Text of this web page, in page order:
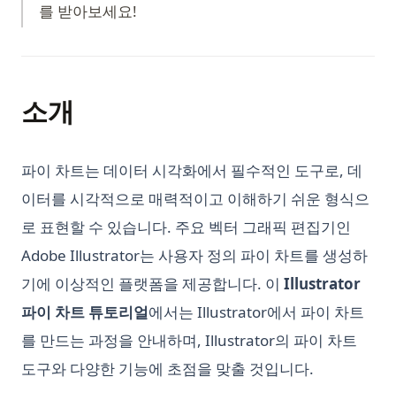
What Does GPT Stand For In Chat GPT? Explained in 1 Min
does-chatgpt-has-word-limit
문제 해결 가이드
개인화된 GPT: 나만의 GPT 모델을 미세조정하는 방법
고급 가이드: 파이썬에서 ChatGPT API 사용하는 방법
고급 챗봇 배포를 위한 맞춤형 데이터에 대한 ChatGPT 교육 가
이드
기술 채용을 위한 GPT: 채용 혁신의 주역
놓치면 안 되는 상위 11개의 Auto GPT 예시
비즈니스 및 개인용 ChatGPT 훈련 방법
Python collections 모듈: Counter, defaultdict, deque,
namedtuple 가이드
Python defaultdict: 기본값으로 딕셔너리 연산 간소화하기
Simple
Python heapq: 우선순위 큐와 힙 연산을 간단하게
Python itertools: Complete Guide to Iterator Building Blocks
Python map() Function: Transform Iterables with Examples
Python map() 함수: 예제로 배우는 이터러블 변환
Python os Module: File and Directory Operations Guide
를 받아보세요!
소개
파이 차트는 데이터 시각화에서 필수적인 도구로, 데
이터를 시각적으로 매력적이고 이해하기 쉬운 형식으
로 표현할 수 있습니다. 주요 벡터 그래픽 편집기인
Adobe Illustrator는 사용자 정의 파이 차트를 생성하
기에 이상적인 플랫폼을 제공합니다. 이 Illustrator
파이 차트 튜토리얼에서는 Illustrator에서 파이 차트
를 만드는 과정을 안내하며, Illustrator의 파이 차트
도구와 다양한 기능에 초점을 맞출 것입니다.